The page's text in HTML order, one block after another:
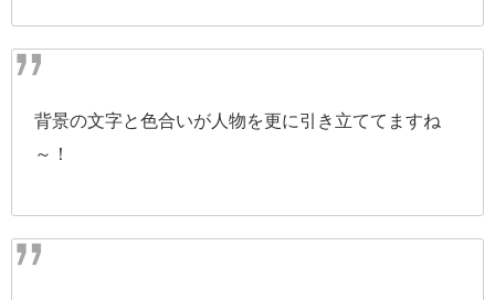
背景の文字と色合いが人物を更に引き立ててますね
～！